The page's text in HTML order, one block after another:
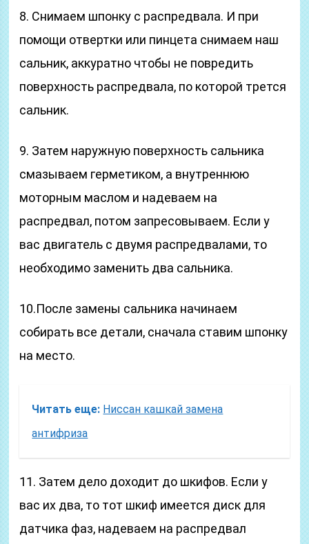
8. Снимаем шпонку с распредвала. И при
помощи отвертки или пинцета снимаем наш
сальник, аккуратно чтобы не повредить
поверхность распредвала, по которой трется
сальник.
9. Затем наружную поверхность сальника
смазываем герметиком, а внутреннюю
моторным маслом и надеваем на
распредвал, потом запресовываем. Если у
вас двигатель с двумя распредвалами, то
необходимо заменить два сальника.
10.После замены сальника начинаем
собирать все детали, сначала ставим шпонку
на место.
Читать еще: Ниссан кашкай замена
антифриза
11. Затем дело доходит до шкифов. Если у
вас их два, то тот шкиф имеется диск для
датчика фаз, надеваем на распредвал